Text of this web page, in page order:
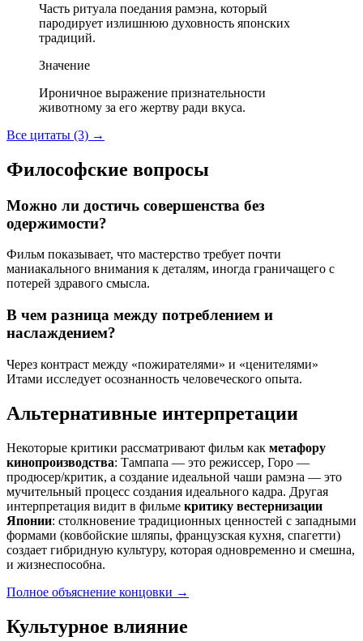
Часть ритуала поедания рамэна, который
пародирует излишнюю духовность японских
традиций.
Значение
Ироничное выражение признательности
животному за его жертву ради вкуса.
Все цитаты (3) →
Философские вопросы
Можно ли достичь совершенства без
одержимости?
Фильм показывает, что мастерство требует почти
маниакального внимания к деталям, иногда граничащего с
потерей здравого смысла.
В чем разница между потреблением и
наслаждением?
Через контраст между «пожирателями» и «ценителями»
Итами исследует осознанность человеческого опыта.
Альтернативные интерпретации
Некоторые критики рассматривают фильм как метафору
кинопроизводства: Тампапа — это режиссер, Горо —
продюсер/критик, а создание идеальной чаши рамэна — это
мучительный процесс создания идеального кадра. Другая
интерпретация видит в фильме критику вестернизации
Японии: столкновение традиционных ценностей с западными
формами (ковбойские шляпы, французская кухня, спагетти)
создает гибридную культуру, которая одновременно и смешна,
и жизнеспособна.
Полное объяснение концовки →
Культурное влияние